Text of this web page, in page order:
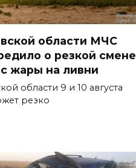
области МЧС
о резкой смене
жары на ливни
области 9 и 10 августа
резко